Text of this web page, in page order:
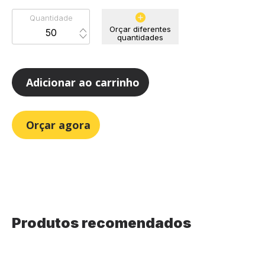
Quantidade
Orçar diferentes
quantidades
Adicionar ao carrinho
Orçar agora
Produtos recomendados